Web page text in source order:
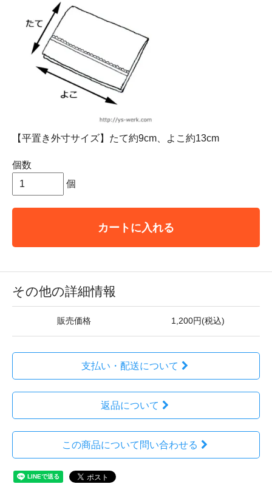
【平置き外寸サイズ】たて約9cm、よこ約13cm
個数
個
カートに入れる
その他の詳細情報
販売価格 1,200円(税込)
支払い・配送について
返品について
この商品について問い合わせる